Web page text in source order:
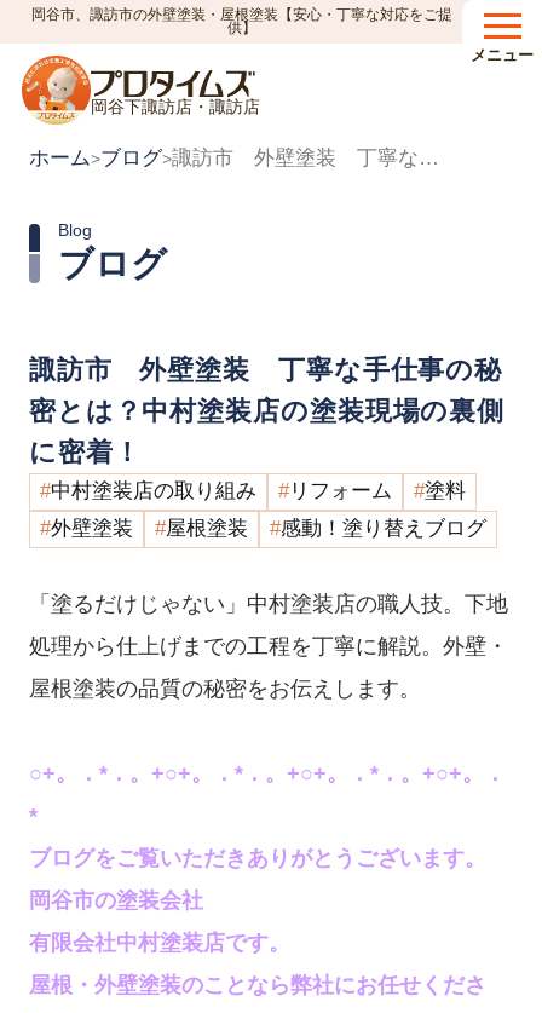
岡谷市、諏訪市の外壁塗装・屋根塗装【安心・丁寧な対応をご提
供】
岡谷下諏訪店・諏訪店
メニュー
ホーム>ブログ> 諏訪市 外壁塗装 丁寧な手仕事の秘密とは？中村塗装店の塗装現場の裏側に密着！
ブログ
Blog
諏訪市 外壁塗装 丁寧な手仕事の秘
密とは？中村塗装店の塗装現場の裏側
に密着！
中村塗装店の取り組み リフォーム
塗料
外壁塗装
屋根塗装 感動！塗り替えブログ
「塗るだけじゃない」中村塗装店の職人技。下地
処理から仕上げまでの工程を丁寧に解説。外壁・
屋根塗装の品質の秘密をお伝えします。
○+。．*．。+○+。．*．。+○+。．*．。+○+。．
*
ブログをご覧いただきありがとうございます。
岡谷市の塗装会社
有限会社中村塗装店です。
屋根・外壁塗装のことなら弊社にお任せくださ